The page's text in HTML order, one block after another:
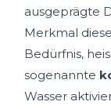
ausgeprägte
Merkmal
Bedürfnis,
sogenannte
Wasser